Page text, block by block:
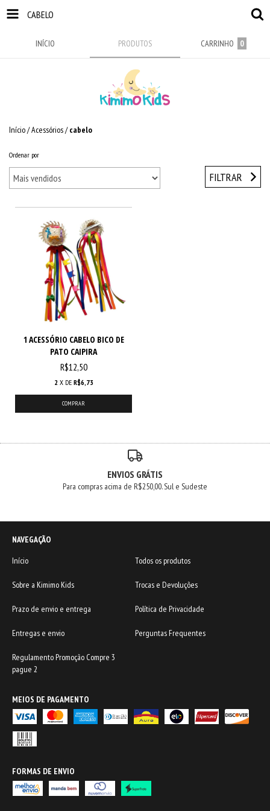
CABELO
INÍCIO PRODUTOS CARRINHO 0
Início/Acessórios/ cabelo
Ordenar por
FILTRAR
1 ACESSÓRIO CABELO BICO DE
PATO CAIPIRA
R$12,50
2 X DE R$6,73
COMPRAR
ENVIOS GRÁTIS
Para compras acima de R$250,00. Sul e Sudeste
NAVEGAÇÃO
Início
Todos os produtos
Sobre a Kimimo Kids Trocas e Devoluções
Prazo de envio e entrega Política de Privacidade
Entregas e envio Perguntas Frequentes
Regulamento Promoção Compre 3
pague 2
MEIOS DE PAGAMENTO
FORMAS DE ENVIO